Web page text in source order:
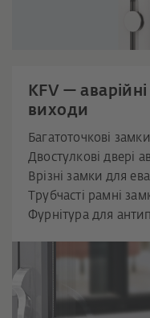
KFV —
виходи
Багатоточкові
Двостулкові двері
Врізні замки для
Трубчасті рамні
Фурнітура для